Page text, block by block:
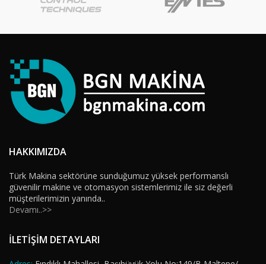
HAKKIMIZDA
Türk Makina sektörüne sunduğumuz yüksek performanslı
güvenilir makine ve otomasyon sistemlerimiz ile siz değerli
müşterilerimizin yanında..
Devamı..>>
İLETİŞİM DETAYLARI